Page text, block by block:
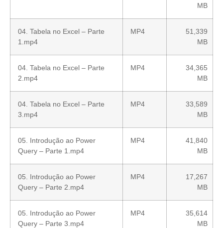
MB
04. Tabela no Excel – Parte
1.mp4
MP4
51,339
MB
04. Tabela no Excel – Parte
2.mp4
MP4
34,365
MB
04. Tabela no Excel – Parte
3.mp4
MP4
33,589
MB
05. Introdução ao Power
Query – Parte 1.mp4
MP4
41,840
MB
05. Introdução ao Power
Query – Parte 2.mp4
MP4
17,267
MB
05. Introdução ao Power
Query – Parte 3.mp4
MP4
35,614
MB